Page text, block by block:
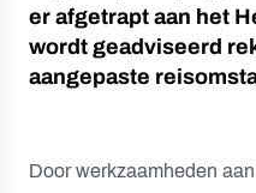
er afgetrapt aan het
wordt geadviseerd
aangepaste
Door werkzaamheden